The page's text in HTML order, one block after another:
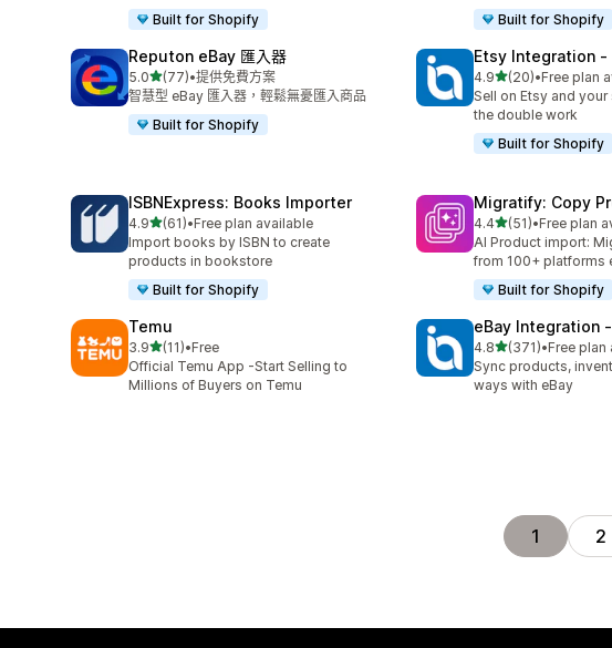
Built for Shopify
Built for Shopify
Reputon eBay 匯入器
5.0滿分 5 顆星
(77)
共有 77 則評價
•提供免費方案
智慧型 eBay 匯入器，輕鬆無憂匯入商品
Built for Shopify
Etsy Integration ‑
4.9滿分 5 顆星
(20)
共有 20 則評價
•Free plan
Sell on Etsy and
the double work
Built for Shopify
ISBNExpress: Books Importer
4.9滿分 5 顆星
(61)
共有 61 則評價
•Free plan available
Import books by ISBN to create
products in bookstore
Built for Shopify
Migratify: Copy
4.4滿分 5 顆星
(51)
共有 51 則評價
•Free plan
AI Product import:
from 100+ platforms
Built for Shopify
Temu
3.9滿分 5 顆星
(11)
共有 11 則評價
•Free
Official Temu App -Start Selling to
Millions of Buyers on Temu
eBay Integration
4.8滿分 5 顆星
(371)
共有 371 則評價
•Free plan
Sync products,
ways with eBay
1 2